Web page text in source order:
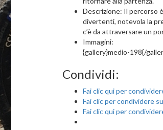
Descrizione: Il percorso
divertenti, notevola la
c’è da attraversare un
Immagini:
{gallery}medio-198{/
Condividi:
Fai clic qui per
Fai clic per condividere
Fai clic qui per